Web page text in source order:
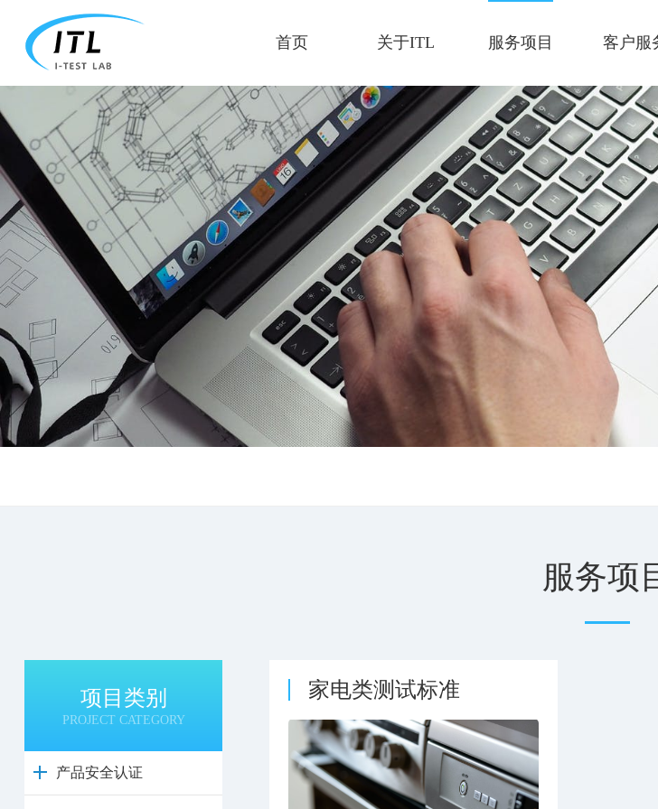
首页 关于ITL 服务项目 客户服
服务项
项目类别
PROJECT CATEGORY
产品安全认证
家电类测试标准